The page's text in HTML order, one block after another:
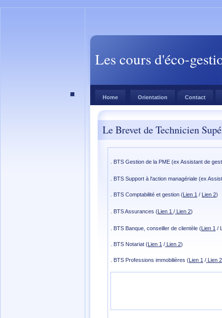
Les cours d'éco-
Home Orientation Contact
Le Brevet de Technicien
. BTS Gestion de la PME (ex Assistant de
. BTS Support à l'action managériale (ex
. BTS Comptabilité et gestion (Lien 1 / Lien 2)
. BTS Assurances (Lien 1 / Lien 2)
. BTS Banque, conseiller de clientèle (Lien 1 /
. BTS Notariat (Lien 1 / Lien 2)
. BTS Professions immobilières (Lien 1 / Lien 2